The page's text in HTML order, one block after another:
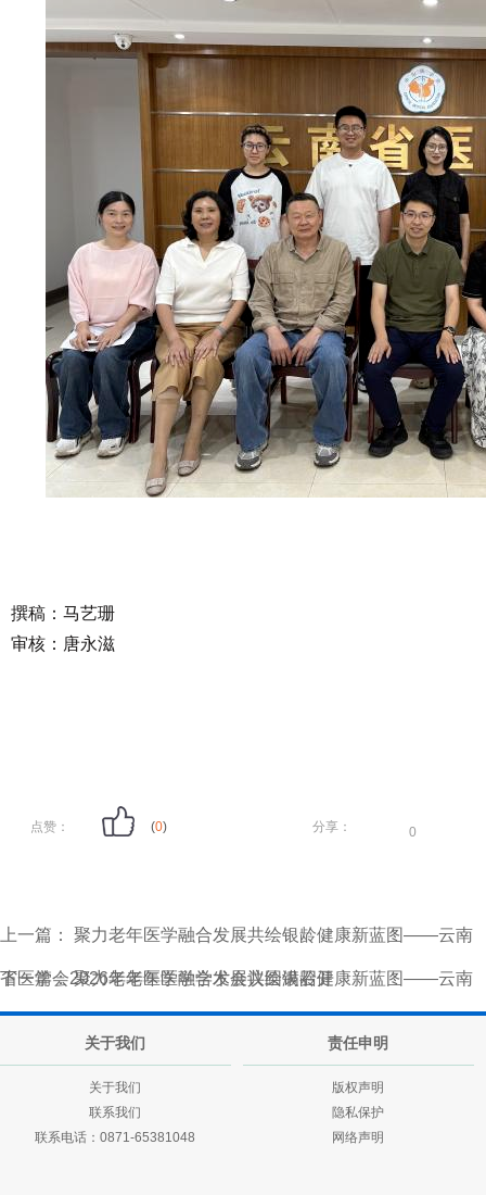
撰稿：马艺珊
审核：唐永滋
点赞： (0) 分享： 0
上一篇： 聚力老年医学融合发展共绘银龄健康新蓝图——云南
省医学会2026年老年医学学术会议圆满召开
下一篇：聚力老年医学融合发展共绘银龄健康新蓝图——云南
省医学会2026年老年医学学术会议圆满召开
关于我们
关于我们
联系我们
联系电话：0871-65381048
责任申明
版权声明
隐私保护
网络声明